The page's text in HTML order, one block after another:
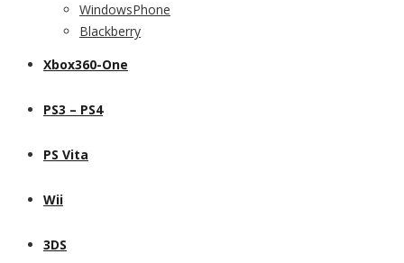
WindowsPhone
Blackberry
Xbox360-One
PS3 – PS4
PS Vita
Wii
3DS